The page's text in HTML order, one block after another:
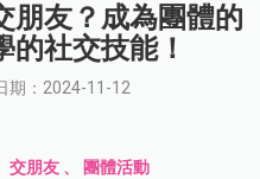
朋友？成為團體的
社交技能！
期：2024-11-12
交朋友 、 團體活動